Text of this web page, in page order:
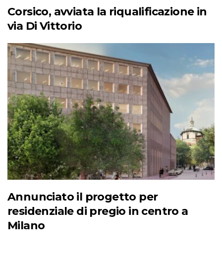
Corsico, avviata la riqualificazione in
via Di Vittorio
Annunciato il progetto per
residenziale di pregio in centro a
Milano